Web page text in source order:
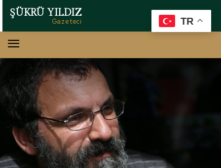
ŞÜKRÜ YILDIZ
Gazeteci TR